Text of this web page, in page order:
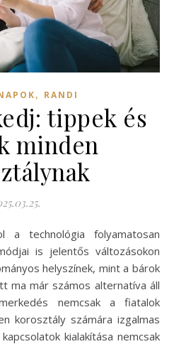
, RANDI
tippek és
minden
is jelentős változásokon
helyszínek, mint a bárok
ma már számos alternatíva áll
nemcsak a fiatalok
korosztály számára izgalmas
kialakítása nemcsak